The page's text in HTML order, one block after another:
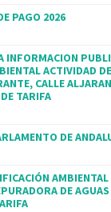
PAGO 2026
INFORMACION
ACTIVIDAD
CALLE
TARIFA
DE
AMBIENTAL
DE